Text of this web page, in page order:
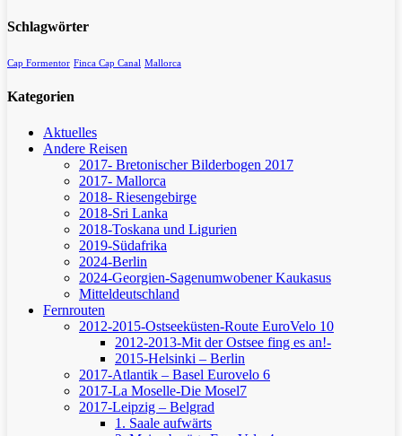
Schlagwörter
Cap Formentor Finca Cap Canal Mallorca
Kategorien
Aktuelles
Andere Reisen
2017- Bretonischer Bilderbogen 2017
2017- Mallorca
2018- Riesengebirge
2018-Sri Lanka
2018-Toskana und Ligurien
2019-Südafrika
2024-Berlin
2024-Georgien-Sagenumwobener Kaukasus
Mitteldeutschland
Fernrouten
2012-2015-Ostseeküsten-Route EuroVelo 10
2012-2013-Mit der Ostsee fing es an!-
2015-Helsinki – Berlin
2017-Atlantik – Basel Eurovelo 6
2017-La Moselle-Die Mosel7
2017-Leipzig – Belgrad
1. Saale aufwärts